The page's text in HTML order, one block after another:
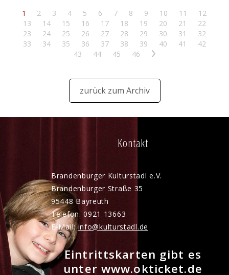
1 2 3 4 5 6 7 8 9 10 11
12
13
14 15 16 17 18 19 20 21
22
23
24 25 26 27 28 29 30 31
32
33
34 35 36 37 38 39 40 41
42
43
44 45 46 >
zurück zum Archiv
Kontakt
Brandenburger Kulturstadl e.V.
Brandenburger Straße 35
95448 Bayreuth
Telefon: 0921 13663
E-Mail:nf k lt rst dl d
Eintrittskarten gibt es
unter www.okticket.de